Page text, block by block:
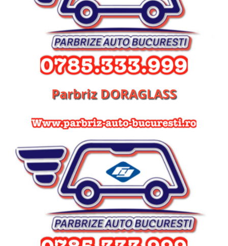
Parbriz DORAGLASS